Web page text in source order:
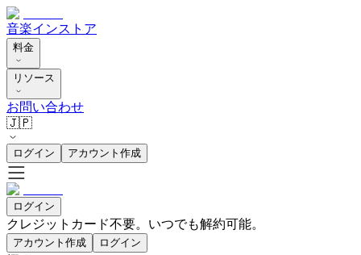
音楽インストア
料金
リソース
お問い合わせ
🇯🇵
ログイン アカウント作成
ログイン
クレジットカード不要。いつでも解約可能。
アカウント作成 ログイン